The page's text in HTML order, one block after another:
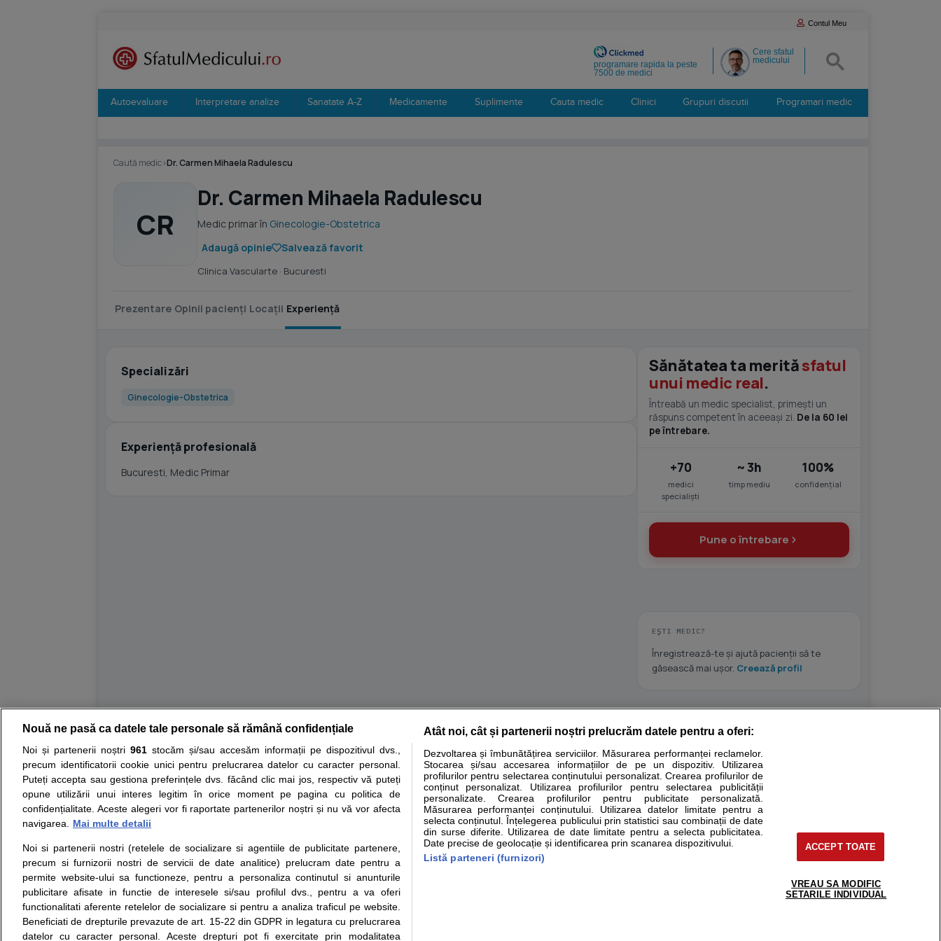
Contul Meu
Cere sfatul
medicului
programare rapida la peste
7500 de medici
Autoevaluare Interpretare analize Sanatate A-Z Medicamente Suplimente Cauta medic Clinici Grupuri discutii Programari medic
Caută medic›Dr. Carmen Mihaela Radulescu
CR
Dr. Carmen Mihaela Radulescu
Medic primar în Ginecologie-Obstetrica
Adaugă opinie
Salvează favorit
Clinica Vascularte · Bucuresti
Prezentare Opinii pacienți Locații Experiență
Specializări
Ginecologie-Obstetrica
Experiență profesională
Bucuresti, Medic Primar
Sănătatea ta merităsfatul
unui medic real.
Întreabă un medic specialist, primești un
răspuns competent în aceeași zi. De la 60 lei
pe întrebare.
+70
medici
specialiști
~ 3h
timp mediu
100%
confidențial
Pune o întrebare
EȘTI MEDIC?
Înregistrează-te și ajută pacienții să te
găsească mai ușor. Creează profil
Resurse: Autoevaluare simptome Interpretare analize Specialitati medicale
Opiniile avizate ale medicilor, sfaturile si orice alte informatii despre sanatate disponibile pe sfatulmedicului.ro au scop informativ si educational. Ele nu pot substitui consultul medical direct si
nici diagnosticul stabilit in urma investigatiilor si analizelor medicale. Va sfatuim, ca pe langa informatia primita pe sfatulmedicului.ro sa consultati fie medicul Dvs., fie unul dintre medicii pe care
ii punem la dispozitie pentru programare in sistemul de programari la medic Clickmed.
Despre noi
Contact
Intrebari frecvente
Consultanti
medicali
Termeni si conditii
Politica de
confidentialitate
Politica de cookie
Modifica Setarile Cookie
Drepturile consumatorului
Protectia consumatorilor -
ANPC
Solutionarea Alternativa a
Litigiilor
Info consumator: 0800.080.999
Formulare europene - CNAS
Ministerul Sanatatii - ANMDM
Parteneri
Inscriere clinica
Pentru pacient
support@sfatulmedicului.ro
0374 109 268
Nouă ne pasă ca datele tale personale să rămână confidențiale
Noi și partenerii noștri 961stocăm și/sau accesăm informații pe dispozitivul dvs.,
precum identificatorii cookie unici pentru prelucrarea datelor cu caracter personal.
Puteți accepta sau gestiona preferințele dvs. făcând clic mai jos, respectiv vă puteți
opune utilizării unui interes legitim în orice moment pe pagina cu politica de
confidențialitate. Aceste alegeri vor fi raportate partenerilor noștri și nu vă vor afecta
navigarea.
Mai multe detalii
Noi si partenerii nostri (retelele de socializare si agentiile de publicitate partenere,
precum si furnizorii nostri de servicii de date analitice) prelucram date pentru a
permite website-ului sa functioneze, pentru a personaliza continutul si anunturile
publicitare afisate in functie de interesele si/sau profilul dvs., pentru a va oferi
functionalitati aferente retelelor de socializare si pentru a analiza traficul pe website.
Beneficiati de drepturile prevazute de art. 15-22 din GDPR in legatura cu prelucrarea
datelor cu caracter personal. Aceste drepturi pot fi exercitate prin modalitatea
Atât noi, cât și partenerii noștri prelucrăm datele pentru a oferi:
Dezvoltarea și îmbunătățirea serviciilor. Măsurarea performanței reclamelor.
Stocarea și/sau accesarea informațiilor de pe un dispozitiv. Utilizarea
profilurilor pentru selectarea conținutului personalizat. Crearea profilurilor de
conținut personalizat. Utilizarea profilurilor pentru selectarea publicității
personalizate. Crearea profilurilor pentru publicitate personalizată.
Măsurarea performanței conținutului. Utilizarea datelor limitate pentru a
selecta conținutul. Înțelegerea publicului prin statistici sau combinații de date
din surse diferite. Utilizarea de date limitate pentru a selecta publicitatea.
Date precise de geolocație și identificarea prin scanarea dispozitivului.
Listă parteneri (furnizori)
ACCEPT TOATE
VREAU SA MODIFIC
SETARILE INDIVIDUAL